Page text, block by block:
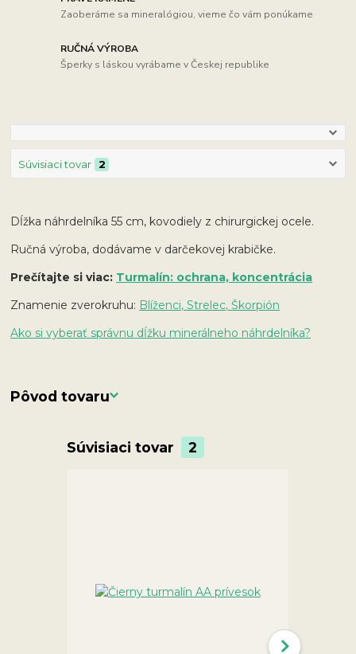
Zaoberáme sa mineralógiou, vieme čo vám ponúkame
RUČNÁ VÝROBA
Šperky s láskou vyrábame v Českej republike
Súvisiaci tovar 2
Dĺžka náhrdelníka 55 cm, kovodiely z chirurgickej ocele.
Ručná výroba, dodávame v darčekovej krabičke.
Prečítajte si viac: Turmalín: ochrana, koncentrácia
Znamenie zverokruhu: Blíženci, Strelec, Škorpión
Ako si vyberať správnu dĺžku minerálneho náhrdelníka?
Pôvod tovaru
Súvisiaci tovar 2